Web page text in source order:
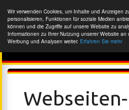
Wir verwenden Cookies, um Inhalte und Anzeigen
personalisieren, Funktionen für soziale Medien
können und die Zugriffe auf unsere Website zu
Informationen zu Ihrer Nutzung unserer Website
Werbung und Analysen weiter. Erfahren Sie mehr
Website-Überprüfung